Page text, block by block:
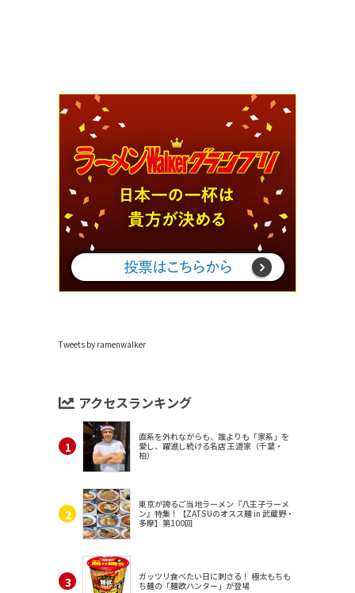
Tweets by ramenwalker
アクセスランキング
直系を外れながらも、誰よりも「家系」を
愛し、躍進し続ける名店 王道家（千葉・
柏）
東京が誇るご当地ラーメン『八王子ラーメ
ン』特集！【ZATSUのオスス麺 in 武蔵野・
多摩】第100回
ガッツリ食べたい日に刺さる！ 極太もちも
ち麺の「麺欲ハンター」が登場